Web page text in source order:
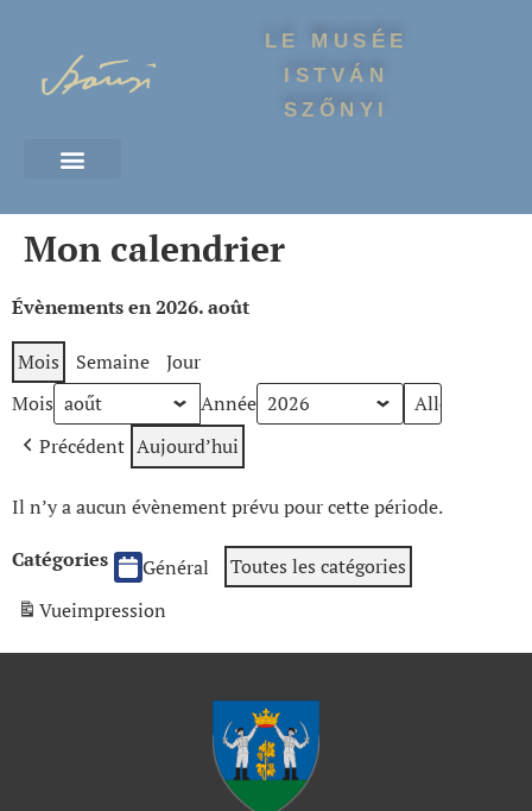
LE MUSÉE
ISTVÁN
SZŐNYI
Mon calendrier
Évènements en 2026. août
Mois Semaine
Jour
Mois
Année
Précédent Aujourd’hui
Il n’y a aucun évènement prévu pour cette période.
Catégories
Général
Toutes les catégories
Vueimpression